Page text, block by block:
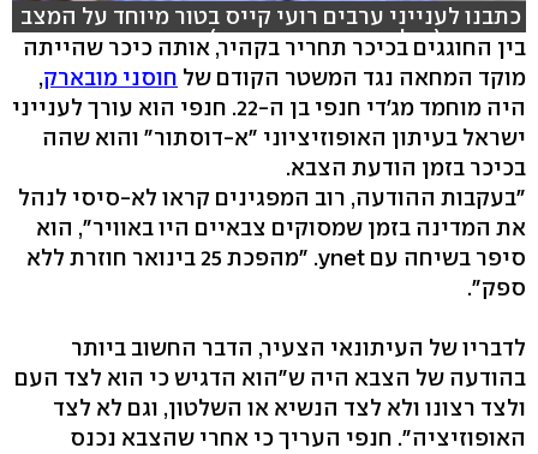
כתבנו לענייני ערבים רועי קייס בטור מיוחד על המצב
במצרים (צילום: אסי כהן ואבי חי)
בין החוגגים בכיכר תחריר בקהיר, אותה כיכר שהייתה
מוקד המחאה נגד המשטר הקודם של חוסני מובארק,
היה מוחמד מג'די חנפי בן ה-22. חנפי הוא עורך לענייני
ישראל בעיתון האופוזיציוני "א-דוסתור" והוא שהה
בכיכר בזמן הודעת הצבא.
"בעקבות ההודעה, רוב המפגינים קראו לא-סיסי לנהל
את המדינה בזמן שמסוקים צבאיים היו באוויר", הוא
סיפר בשיחה עם ynet. "מהפכת 25 בינואר חוזרת ללא
ספק".
לדבריו של העיתונאי הצעיר, הדבר החשוב ביותר
בהודעה של הצבא היה ש"הוא הדגיש כי הוא לצד העם
ולצד רצונו ולא לצד הנשיא או השלטון, וגם לא לצד
האופוזיציה". חנפי העריך כי אחרי שהצבא נכנס